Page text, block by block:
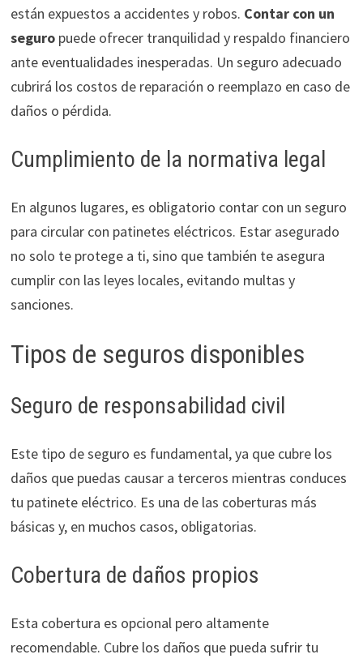
están expuestos a accidentes y robos. Contar con un
seguropuede ofrecer tranquilidad y respaldo financiero
ante eventualidades inesperadas. Un seguro adecuado
cubrirá los costos de reparación o reemplazo en caso de
daños o pérdida.
Cumplimiento de la normativa legal
En algunos lugares, es obligatorio contar con un seguro
para circular con patinetes eléctricos. Estar asegurado
no solo te protege a ti, sino que también te asegura
cumplir con las leyes locales, evitando multas y
sanciones.
Tipos de seguros disponibles
Seguro de responsabilidad civil
Este tipo de seguro es fundamental, ya que cubre los
daños que puedas causar a terceros mientras conduces
tu patinete eléctrico. Es una de las coberturas más
básicas y, en muchos casos, obligatorias.
Cobertura de daños propios
Esta cobertura es opcional pero altamente
recomendable. Cubre los daños que pueda sufrir tu